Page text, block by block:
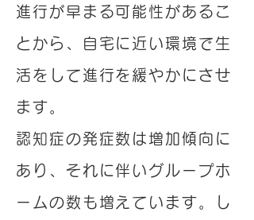
進行が早まる可能性があるこ
とから、自宅に近い環境で生
活をして進行を緩やかにさせ
ます。
認知症の発症数は増加傾向に
あり、それに伴いグループホ
ームの数も増えています。し